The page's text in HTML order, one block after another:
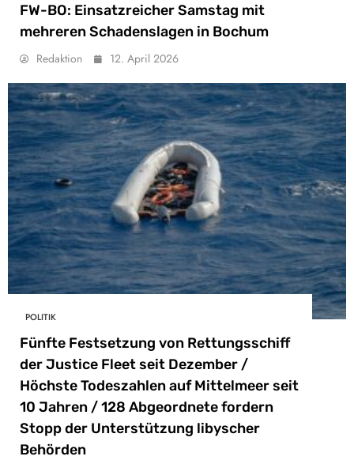
FW-BO: Einsatzreicher Samstag mit
mehreren Schadenslagen in Bochum
Redaktion 12. April 2026
POLITIK
Fünfte Festsetzung von Rettungsschiff
der Justice Fleet seit Dezember /
Höchste Todeszahlen auf Mittelmeer seit
10 Jahren / 128 Abgeordnete fordern
Stopp der Unterstützung libyscher
Behörden